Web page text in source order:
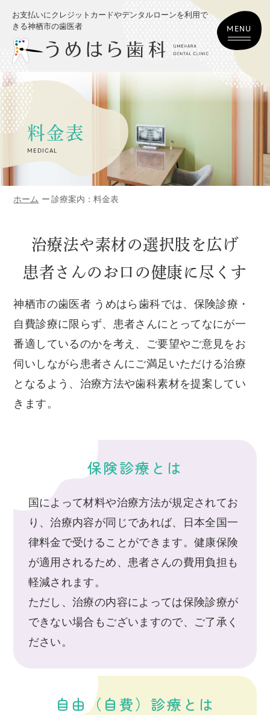
お支払いにクレジットカードやデンタルローンを利用で
きる神栖市の歯医者
料金表
MEDICAL
ホーム 診療案内：料金表
治療法や素材の選択肢を広げ
患者さんのお口の健康に尽くす
神栖市の歯医者 うめはら歯科では、保険診療・
自費診療に限らず、 患者さんにとってなにが一
番適しているのかを考え、ご要望やご意見をお
伺いしながら 患者さんにご満足いただける治療
となるよう、治療方法や歯科素材を提案してい
きます。
保険診療とは
国によって材料や治療方法が規定されてお
り、治療内容が同じであれば、日本全国一
律料金で受けることができます。健康保険
が適用されるため、患者さんの費用負担も
軽減されます。
ただし、治療の内容によっては保険診療が
できない場合もございますので、ご了承く
ださい。
自由（自費）診療とは